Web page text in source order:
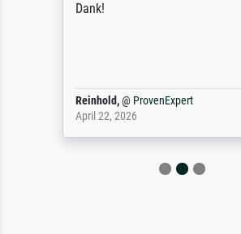
Dank!
Reinhold, @ProvenExpert
April 22, 2026